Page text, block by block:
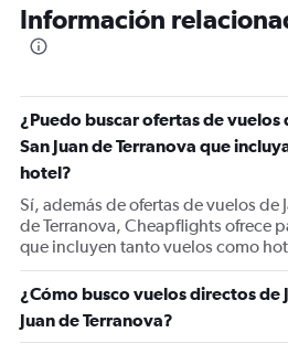
Información
¿Puedo buscar ofertas de vuelos
San Juan de Terranova que
hotel?
Sí, además de ofertas de vuelos de
de Terranova, Cheapflights ofrece
que incluyen tanto vuelos como
¿Cómo busco vuelos directos de
Juan de Terranova?